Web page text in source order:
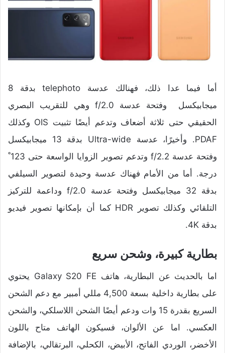
أما فيما عدا ذلك، فهنالك عدسة telephoto بدقة 8
ميجابيكسل وفتحة عدسة f/2.0 وهي للتقريب البصري
الحقيقي حتى ثلاثة أضعاف وتدعم أيضًا تثبيت OIS وكذلك
PDAF. وأخيرًا، عدسة Ultra-wide بدقة 13 ميجابيكسل
وفتحة عدسة f/2.2 وتدعم تصوير الزوايا الواسعة حتى 123˚
درجة. أما من الأمام فهناك عدسة وحيدة لتصوير السيلفي
بدقة 32 ميجابيكسل وفتحة عدسة f/2.0 وداعمة للتركيز
التلقائي وكذلك تصوير HDR كما أن بإمكانها تصوير فيديو
بدقة 4K.
بطارية كبيرة، وشحن سريع
اما بالحديث عن البطارية، هاتف Galaxy S20 FE يحتوي
على بطارية داخلية بسعة 4,500 مللي أمبير مع دعم الشحن
السريع بقدرة 15 وات ودعم أيضًا الشحن اللاسلكي، والشحن
العكسي. اما عن الألوان، فسيكون الهاتف متاح باللون
الأخضر، الوردي الفاتح، الأبيض، الكحلي، البرتقالي، بالإضافة